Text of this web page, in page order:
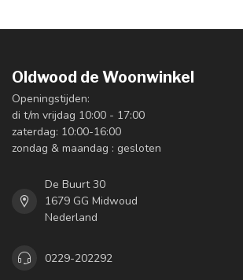
Oldwood de Woonwinkel
Openingstijden:
di t/m vrijdag 10:00 - 17:00
zaterdag: 10:00-16:00
zondag & maandag : gesloten
De Buurt 30
1679 GG Midwoud
Nederland
0229-202292